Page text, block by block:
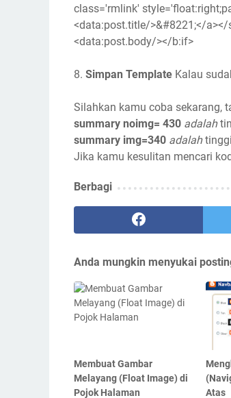
class='rmlink'
<data:post.title/>&#8221;</
<data:post.body/></b:if>
8. Simpan Template Kalau
Silahkan kamu coba sekarang,
summary noimg= 430 adalah
summary img=340 adalah
Jika kamu kesulitan mencari
Berbagi
Anda mungkin menyukai
Membuat Gambar
Melayang (Float Image) di
Pojok Halaman
Atas